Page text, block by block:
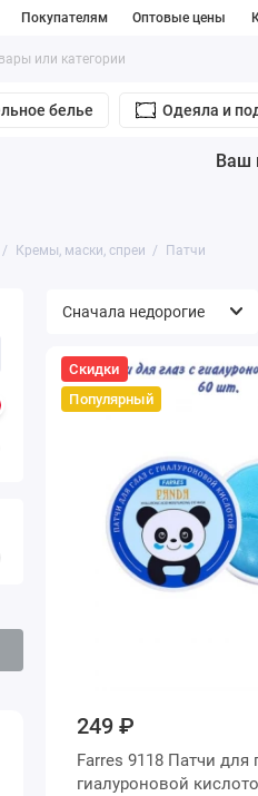
Покупателям Оптовые цены
белье Одеяла и
Ваш
Кремы, маски, спреи Патчи
Скидки
Популярный
249 ₽
Farres 9118 Патчи для
гиалуроновой